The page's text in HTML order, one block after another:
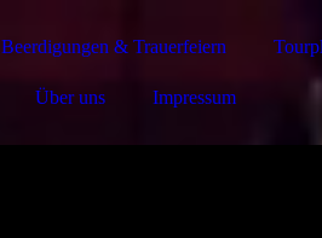
Beerdigungen & Trauerfeiern
Über uns Impressum